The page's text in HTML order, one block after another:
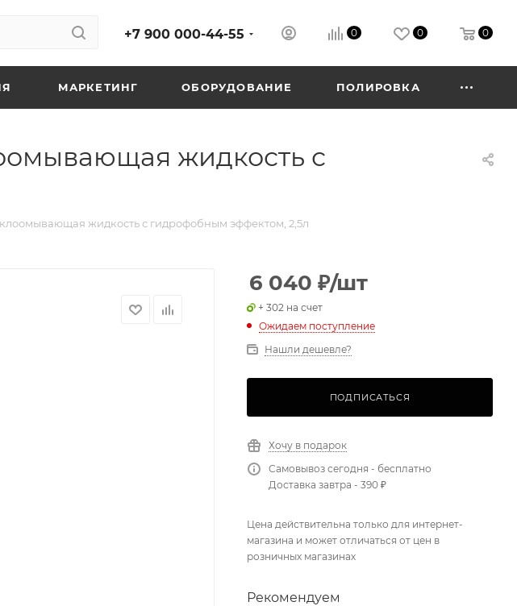
+7 900 000-44-55 0 0 0
МАРКЕТИНГ ОБОРУДОВАНИЕ ПОЛИРОВКА
жидкость с
жидкость с гидрофобным эффектом, 2,5л
6 040 ₽/шт
+ 302 на счет
Ожидаем поступление
Нашли дешевле?
ПОДПИСАТЬСЯ
Хочу в подарок
Самовывоз сегодня - бесплатно
Доставка завтра - 390 ₽
Цена действительна только для интернет-
магазина и может отличаться от цен в
розничных магазинах
Рекомендуем